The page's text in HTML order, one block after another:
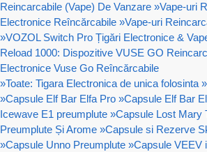
Reincarcabile (Vape) De Vanzare »Vape-uri
Electronice Reîncărcabile »Vape-uri
»VOZOL Switch Pro Țigări Electronice &
Reload 1000: Dispozitive VUSE GO
Electronice Vuse Go Reîncărcabile
»Toate: Tigara Electronica de unica folosinta »
»Capsule Elf Bar Elfa Pro »Capsule Elf Bar
Icewave E1 preumplute »Capsule Lost Mary
Preumplute Și Arome »Capsule si Rezerve
»Capsule Unno Preumplute »Capsule VEEV